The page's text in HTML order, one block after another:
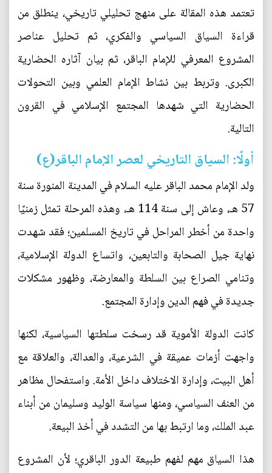
تعتمد هذه المقالة على منهج تحليلي تاريخي، ينطلق من
قراءة السياق السياسي والفكري، ثم تحليل عناصر
المشروع المعرفي للإمام الباقر، ثم بيان آثاره الحضارية
الكبرى. وتربط بين نشاط الإمام العلمي وبين التحولات
الحضارية التي شهدها المجتمع الإسلامي في القرون
التالية.
أولًا: السياق التاريخي لعصر الإمام الباقر(ع)
ولد الإمام محمد الباقر عليه السلام في المدينة المنورة سنة
57 هـ، وعاش إلى سنة 114 هـ، وهذه المرحلة تمثل زمنيًا
واحدة من أخطر المراحل في تاريخ المسلمين؛ فقد شهدت
نهاية جيل الصحابة والتابعين، واتساع الدولة الإسلامية،
وتنامي الصراع بين السلطة والمعارضة، وظهور مشكلات
جديدة في فهم الدين وإدارة المجتمع.
كانت الدولة الأموية قد رسخت سلطتها السياسية، لكنها
واجهت أزمات عميقة في الشرعية، والعدالة، والعلاقة مع
أهل البيت، وإدارة الاختلاف داخل الأمة. واستفحال مظاهر
من العنف السياسي، ومنها سياسة الوليد وسليمان من أبناء
عبد الملك، وما ارتبط بها من التشدد في أخذ البيعة.
هذا السياق مهم لفهم طبيعة الدور الباقري؛ لأن المشروع